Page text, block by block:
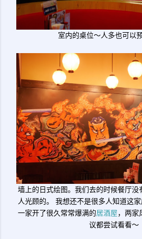
室内的桌位～人多也可以
墙上的日式绘图。我们去的时候餐厅
人光顾的。 我想还不是很多人知道这
一家开了很久常常爆满的居酒屋，两家
议都尝试看看～